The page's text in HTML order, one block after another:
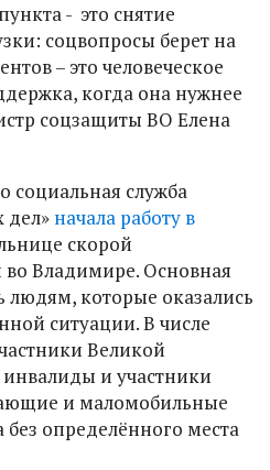
- это снятие
соцвопросы берет на
– это человеческое
когда она нужнее
соцзащиты ВО Елена
социальная служба
дел» начала работу в
скорой
Владимире. Основная
людям, которые оказались
ситуации. В числе
Великой
и участники
и маломобильные
определённого места